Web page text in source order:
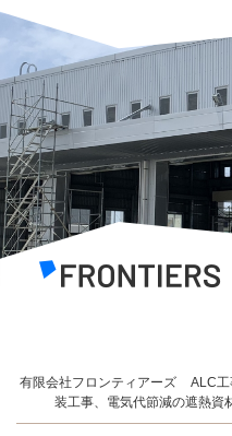
有限会社フロンティアーズ
ALC
装工事、電気代節減の遮熱資